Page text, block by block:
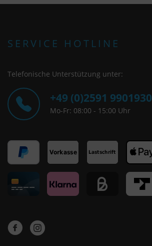
SERVICE HOTLINE
Telefonische Unterstützung unter:
+49 (0)2591 9901930
Mo-Fr: 08:00 - 15:00 Uhr